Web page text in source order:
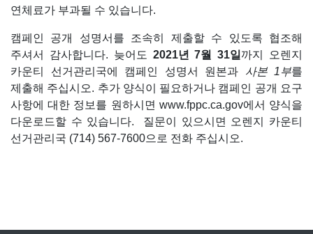
연체료가 부과될 수 있습니다.
캠페인 공개 성명서를 조속히 제출할 수 있도록 협조해
주셔서 감사합니다. 늦어도 2021년 7월 31일 까지 오렌지
카운티 선거관리국에 캠페인 성명서 원본과 사본 1부를
제출해 주십시오. 추가 양식이 필요하거나 캠페인 공개 요구
사항에 대한 정보를 원하시면 www.fppc.ca.gov에서 양식을
다운로드할 수 있습니다. 질문이 있으시면 오렌지 카운티
선거관리국 (714) 567-7600으로 전화 주십시오.